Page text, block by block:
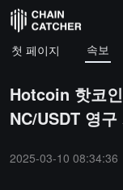
첫 페이지 속보
Hotcoin 핫코
NC/USDT 영
2025-03-10 08:34:36